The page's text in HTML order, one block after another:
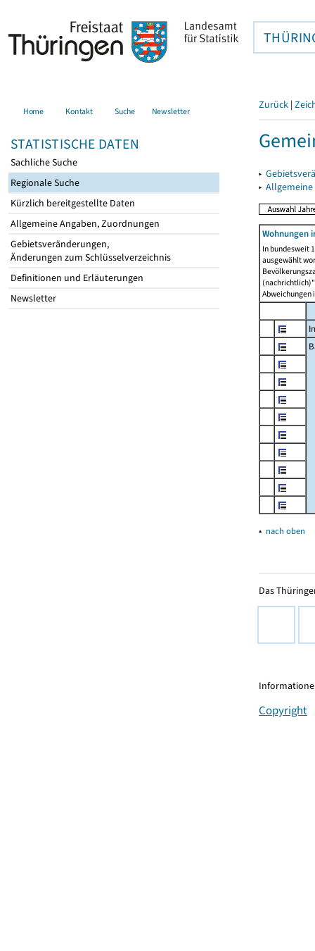
Home Kontakt Suche Newsletter
STATISTISCHE DATEN
Sachliche Suche
Regionale Suche
Kürzlich bereitgestellte Daten
Allgemeine Angaben, Zuordnungen
Gebietsveränderungen,
Änderungen zum Schlüsselverzeichnis
Definitionen und Erläuterungen
Newsletter
Zurück |
▸
▸
Wohnungen
In bundesweit
ausgewählt
Abweichungen
▴ nach oben
Das
Copyright